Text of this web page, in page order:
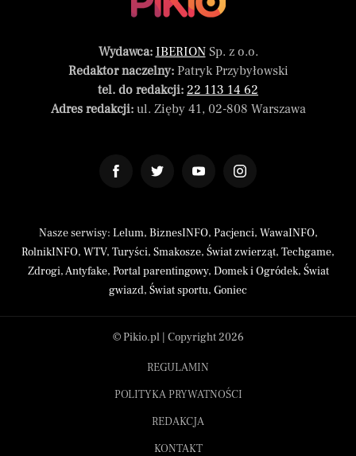
Wydawca: IBERIONSp. z o.o.
Redaktor naczelny:Patryk Przybyłowski
tel. do redakcji: 22 113 14 62
Adres redakcji:ul. Zięby 41, 02-808 Warszawa
Nasze serwisy: Lelum, BiznesINFO, Pacjenci, WawaINFO,
RolnikINFO, WTV, Turyści, Smakosze, Świat zwierząt, Techgame,
Zdrogi,Antyfake, Portal parentingowy, Domek i Ogródek, Świat
gwiazd, Świat sportu, Goniec
© Pikio.pl | Copyright 2026
REGULAMIN
POLITYKA PRYWATNOŚCI
REDAKCJA
KONTAKT